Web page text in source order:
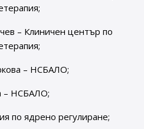
– Клиничен център по
– НСБАЛО;
– НСБАЛО;
по ядрено регулиране;